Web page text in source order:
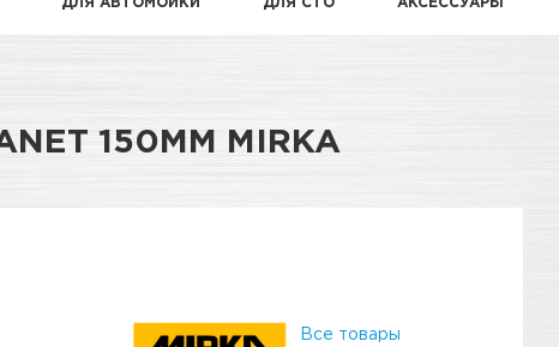
150ММ MIRKA
Все товары